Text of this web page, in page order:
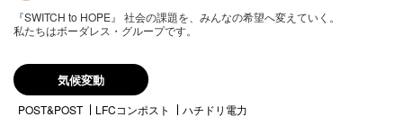
『SWITCH to HOPE』 社会の課題を、みんなの希望へ変えていく。
私たちはボーダレス・グループです。
気候変動
POST&POST LFCコンポスト ハチドリ電力